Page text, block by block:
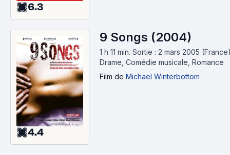
6.3
4.4
9 Songs (2004)
1 h 11 min. Sortie : 2 mars 2005
Drame, Comédie musicale, Romance
Film de Michael Winterbottom